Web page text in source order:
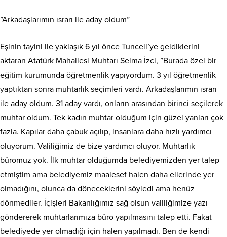
”Arkadaşlarımın ısrarı ile aday oldum”
Eşinin tayini ile yaklaşık 6 yıl önce Tunceli’ye geldiklerini
aktaran Atatürk Mahallesi Muhtarı Selma İzci, ”Burada özel bir
eğitim kurumunda öğretmenlik yapıyordum. 3 yıl öğretmenlik
yaptıktan sonra muhtarlık seçimleri vardı. Arkadaşlarımın ısrarı
ile aday oldum. 31 aday vardı, onların arasından birinci seçilerek
muhtar oldum. Tek kadın muhtar olduğum için güzel yanları çok
fazla. Kapılar daha çabuk açılıp, insanlara daha hızlı yardımcı
oluyorum. Valiliğimiz de bize yardımcı oluyor. Muhtarlık
büromuz yok. İlk muhtar olduğumda belediyemizden yer talep
etmiştim ama belediyemiz maalesef halen daha ellerinde yer
olmadığını, olunca da döneceklerini söyledi ama henüz
dönmediler. İçişleri Bakanlığımız sağ olsun valiliğimize yazı
göndererek muhtarlarımıza büro yapılmasını talep etti. Fakat
belediyede yer olmadığı için halen yapılmadı. Ben de kendi